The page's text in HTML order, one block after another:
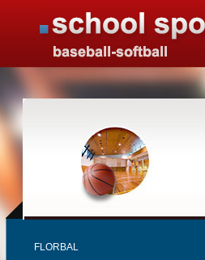
FLORBAL